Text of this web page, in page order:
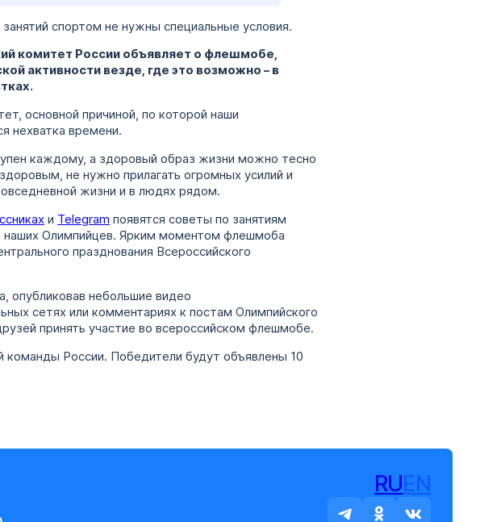
спортом не нужны специальные условия.
комитет России объявляет о флешмобе,
активности везде, где это возможно – в
основной причиной, по которой наши
нехватка времени.
каждому, а здоровый образ жизни можно тесно
не нужно прилагать огромных усилий и
жизни и в людях рядом.
и Telegram появятся советы по занятиям
Олимпийцев. Ярким моментом флешмоба
празднования Всероссийского
небольшие видео
сетях или комментариях к постам Олимпийского
принять участие во всероссийском флешмобе.
команды России. Победители будут объявлены 10
RUEN